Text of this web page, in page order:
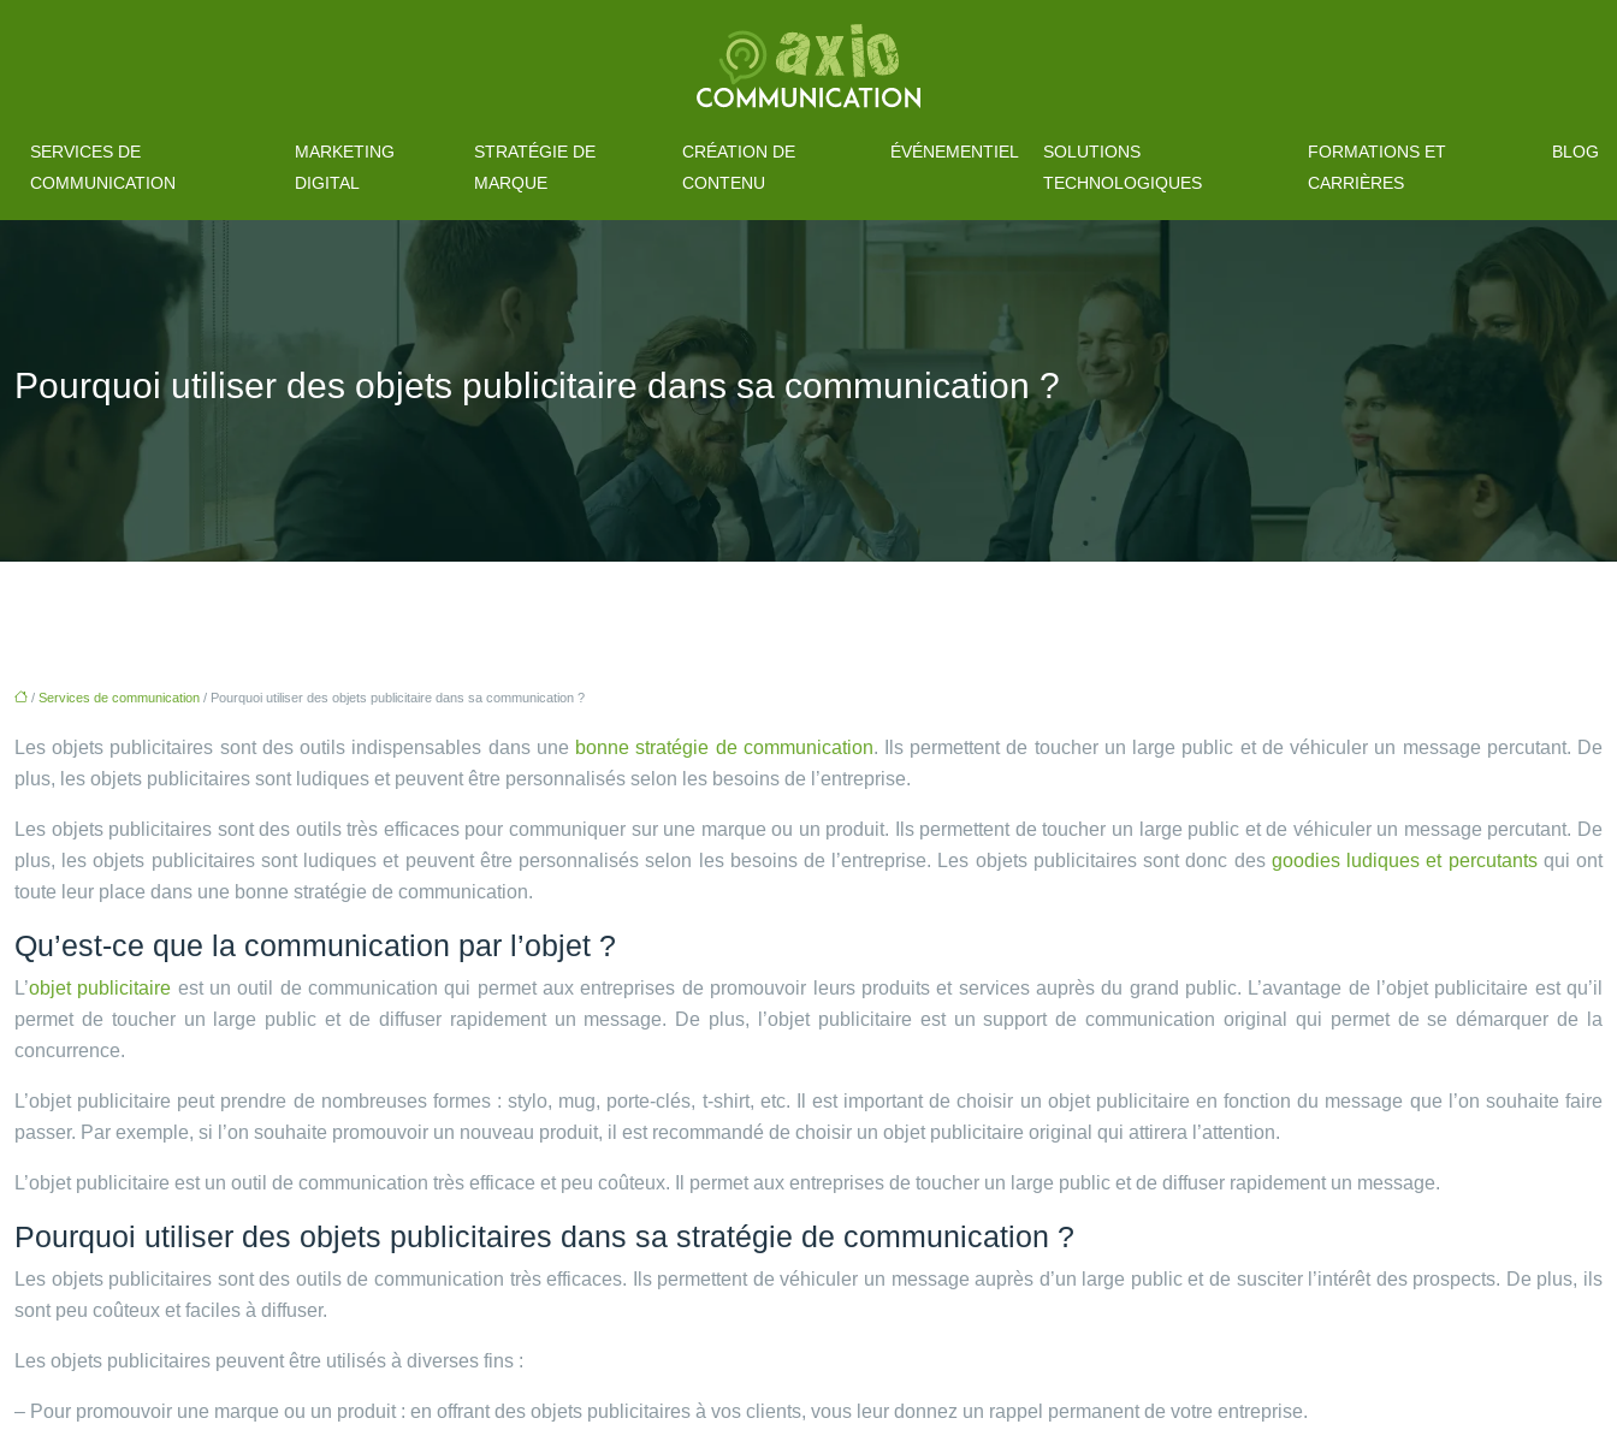
SERVICES DE
COMMUNICATION
MARKETING
DIGITAL
STRATÉGIE DE
MARQUE
CRÉATION DE
CONTENU
ÉVÉNEMENTIEL
SOLUTIONS
TECHNOLOGIQUES
FORMATIONS ET
CARRIÈRES
BLOG
Pourquoi utiliser des objets publicitaire dans sa communication ?
/ Services de communication / Pourquoi utiliser des objets publicitaire dans sa communication ?
Les objets publicitaires sont des outils indispensables dans une bonne stratégie de communication. Ils permettent de toucher un large public et de véhiculer un message percutant. De
plus, les objets publicitaires sont ludiques et peuvent être personnalisés selon les besoins de l’entreprise.
Les objets publicitaires sont des outils très efficaces pour communiquer sur une marque ou un produit. Ils permettent de toucher un large public et de véhiculer un message percutant. De
plus, les objets publicitaires sont ludiques et peuvent être personnalisés selon les besoins de l’entreprise. Les objets publicitaires sont donc des goodies ludiques et percutants qui ont
toute leur place dans une bonne stratégie de communication.
Qu’est-ce que la communication par l’objet ?
L’objet publicitaire est un outil de communication qui permet aux entreprises de promouvoir leurs produits et services auprès du grand public. L’avantage de l’objet publicitaire est qu’il
permet de toucher un large public et de diffuser rapidement un message. De plus, l’objet publicitaire est un support de communication original qui permet de se démarquer de la
concurrence.
L’objet publicitaire peut prendre de nombreuses formes : stylo, mug, porte-clés, t-shirt, etc. Il est important de choisir un objet publicitaire en fonction du message que l’on souhaite faire
passer. Par exemple, si l’on souhaite promouvoir un nouveau produit, il est recommandé de choisir un objet publicitaire original qui attirera l’attention.
L’objet publicitaire est un outil de communication très efficace et peu coûteux. Il permet aux entreprises de toucher un large public et de diffuser rapidement un message.
Pourquoi utiliser des objets publicitaires dans sa stratégie de communication ?
Les objets publicitaires sont des outils de communication très efficaces. Ils permettent de véhiculer un message auprès d’un large public et de susciter l’intérêt des prospects. De plus, ils
sont peu coûteux et faciles à diffuser.
Les objets publicitaires peuvent être utilisés à diverses fins :
– Pour promouvoir une marque ou un produit : en offrant des objets publicitaires à vos clients, vous leur donnez un rappel permanent de votre entreprise.